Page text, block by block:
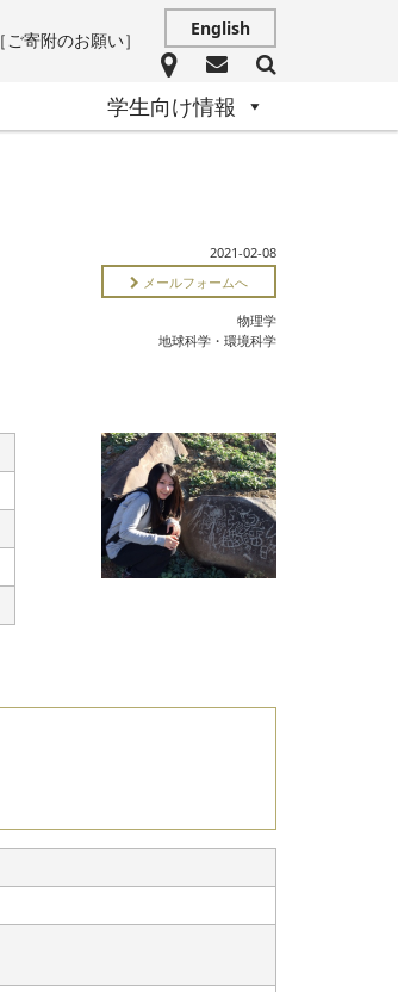
［ご寄附のお願い］
English
学生向け情報
2021-02-08
メールフォームへ
物理学
地球科学・環境科学